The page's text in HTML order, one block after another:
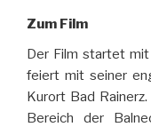
Zum Film
Der Film startet
feiert mit seiner
Kurort Bad
Bereich der